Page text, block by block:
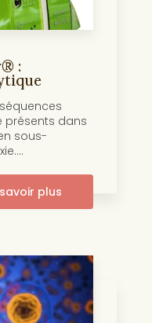
:
présents dans
sous-
plus